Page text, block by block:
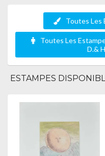
Toutes Les
Toutes Les
D.&
ESTAMPES